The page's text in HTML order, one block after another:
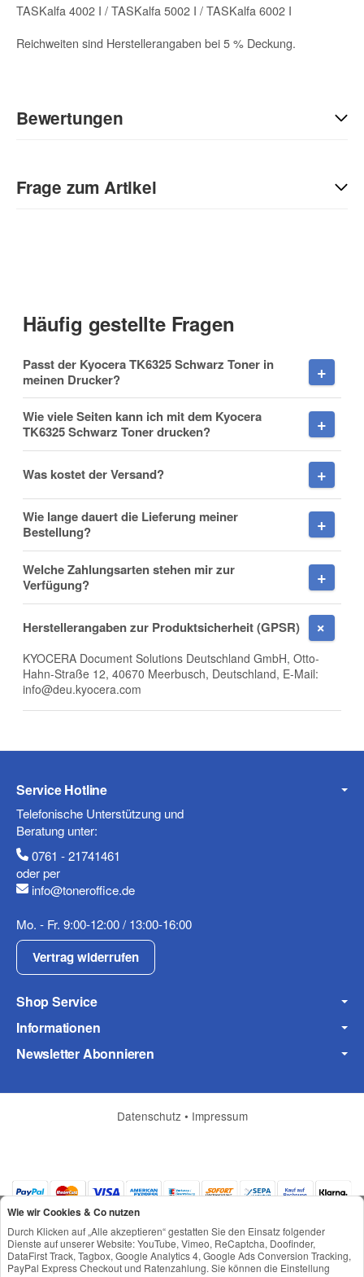
TASKalfa 4002 I / TASKalfa 5002 I / TASKalfa 6002 I
Reichweiten sind Herstellerangaben bei 5 % Deckung.
Bewertungen
Sie Anderen bei der Kaufentscheidung:
Frage zum Artikel
Nachname
Firma
Mobiltelefon
Fax
Frage zum Artikel
Ihre Frage
Häufig gestellte Fragen
Passt der Kyocera TK6325 Schwarz Toner in
meinen Drucker?
Wie viele Seiten kann ich mit dem Kyocera
TK6325 Schwarz Toner drucken?
Was kostet der Versand?
Wie lange dauert die Lieferung meiner
Bestellung?
Welche Zahlungsarten stehen mir zur
Verfügung?
Herstellerangaben zur Produktsicherheit (GPSR)
KYOCERA Document Solutions Deutschland GmbH, Otto-
Hahn-Straße 12, 40670 Meerbusch, Deutschland, E-Mail:
info@deu.kyocera.com
Service Hotline
Telefonische Unterstützung und
Beratung unter:
0761 - 21741461
oder per
info@toneroffice.de
Mo. - Fr. 9:00-12:00 / 13:00-16:00
Vertrag widerrufen
Shop Service
Informationen
Newsletter Abonnieren
Datenschutz • Impressum
Wie wir Cookies & Co nutzen
Durch Klicken auf „Alle akzeptieren“ gestatten Sie den Einsatz folgender
Dienste auf unserer Website: YouTube, Vimeo, ReCaptcha, Doofinder,
DataFirst Track, Tagbox, Google Analytics 4, Google Ads Conversion Tracking,
PayPal Express Checkout und Ratenzahlung. Sie können die Einstellung